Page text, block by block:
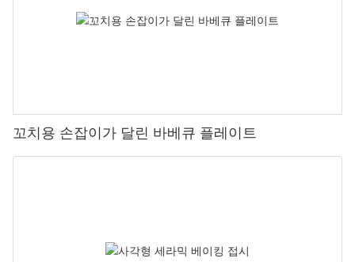
꼬치용 손잡이가 달린 바베큐 플레이트